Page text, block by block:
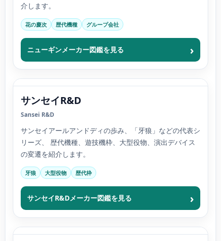
介します。
花の慶次 歴代機種 グループ会社
ニューギンメーカー図鑑を見る
サンセイR&D
Sansei R&D
サンセイアールアンドディの歩み、「牙狼」などの代表シ
リーズ、 歴代機種、遊技機枠、大型役物、演出デバイス
の変遷を紹介します。
牙狼 大型役物 歴代枠
サンセイR&Dメーカー図鑑を見る